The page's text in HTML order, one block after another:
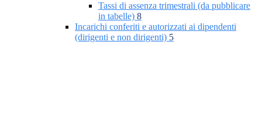
Tassi di assenza trimestrali (da pubblicare
in tabelle) 8
Incarichi conferiti e autorizzati ai dipendenti
(dirigenti e non dirigenti) 5